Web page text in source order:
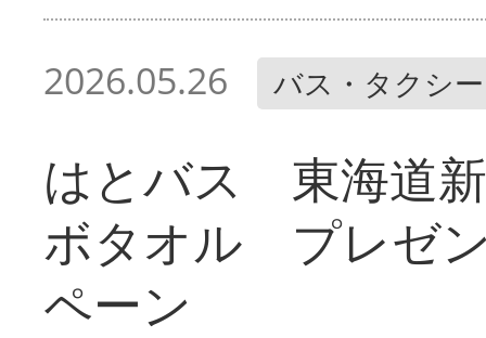
2026.05.26 バス・タクシー
はとバス 東海道
ボタオル プレゼ
ペーン